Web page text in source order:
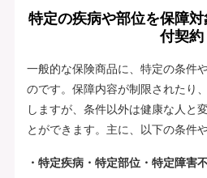
特定の疾病や部位を保障
付契約
一般的な保険商品に、特定の条件
のです。保障内容が制限されたり
しますが、条件以外は健康な人と
とができます。主に、以下の条件
・特定疾病・特定部位・特定障害